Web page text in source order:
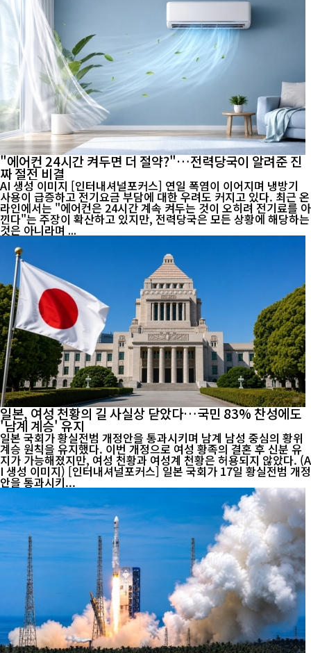
"에어컨 24시간 켜두면 더 절약?"…전력당국이 알려준 진
짜 절전 비결
AI 생성 이미지 [인터내셔널포커스] 연일 폭염이 이어지며 냉방기
사용이 급증하고 전기요금 부담에 대한 우려도 커지고 있다. 최근 온
라인에서는 "에어컨은 24시간 계속 켜두는 것이 오히려 전기료를 아
낀다"는 주장이 확산하고 있지만, 전력당국은 모든 상황에 해당하는
것은 아니라며 ...
일본, 여성 천황의 길 사실상 닫았다…국민 83% 찬성에도
'남계 계승' 유지
일본 국회가 황실전범 개정안을 통과시키며 남계 남성 중심의 황위
계승 원칙을 유지했다. 이번 개정으로 여성 황족의 결혼 후 신분 유
지가 가능해졌지만, 여성 천황과 여성계 천황은 허용되지 않았다. (A
I 생성 이미지) [인터내셔널포커스] 일본 국회가 17일 황실전범 개정
안을 통과시키...